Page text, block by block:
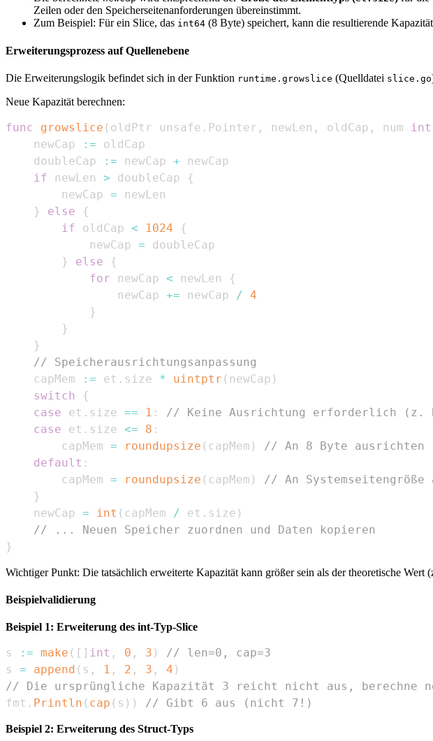
Zeilen oder den Speicherseitenanforderungen übereinstimmt.
Zum Beispiel: Für ein Slice, das int64 (8 Byte) speichert, kann die resultierende
Erweiterungsprozess auf Quellenebene
Die Erweiterungslogik befindet sich in der Funktion runtime.growslice (Quelldatei slice.go
Neue Kapazität berechnen:
func growslice ( oldPtr unsafe . Pointer , newLen , oldCap , num int
    newCap
:=
    doubleCap
:= newCap +
if newLen > doubleCap
{
        newCap
=
}
else
{
if oldCap < 1024
{
            newCap
=
}
else
{
for newCap < newLen
{
                newCap
+= newCap / 4
}
}
}
// Speicherausrichtungsanpassung
    capMem
:= et . size * uintptr ( newCap )
switch
{
case et . size == 1 :
// Keine Ausrichtung erforderlich (z.
case et . size <= 8 :
        capMem
= roundupsize ( capMem )
// An 8 Byte ausrichten
default :
        capMem
= roundupsize ( capMem )
// An Systemseitengröße
}
    newCap
= int ( capMem / et . size )
// ... Neuen Speicher zuordnen und Daten kopieren
}
Wichtiger Punkt: Die tatsächlich erweiterte Kapazität kann größer sein als der theoretische Wert
Beispielvalidierung
Beispiel 1: Erweiterung des int-Typ-Slice
s := make ( [ ] int , 0 , 3 )
// len=0, cap=3
s = append ( s , 1 , 2 , 3 , 4 )
// Die ursprüngliche Kapazität 3 reicht nicht aus, berechne
fmt . Println ( cap ( s ) ) // Gibt 6 aus (nicht 7!)
Beispiel 2: Erweiterung des Struct-Typs